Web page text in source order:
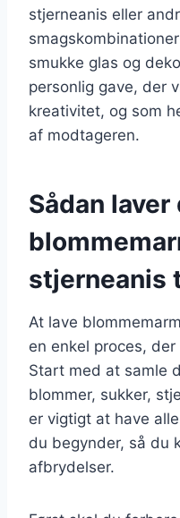
stjerneanis eller
smukke glas og
personlig gave, der
kreativitet, og som
af modtageren.
Sådan laver
stjerneanis
At lave
en enkel proces,
Start med at samle
blommer, sukker,
er vigtigt at have
du begynder, så du
afbrydelser.